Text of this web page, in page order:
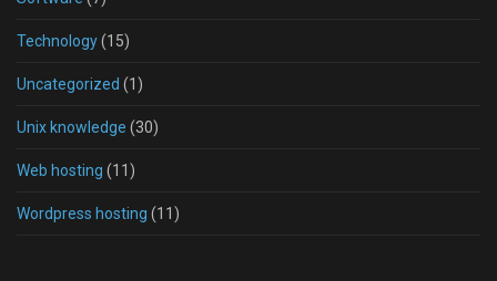
Technology(15)
Uncategorized (1)
Unix knowledge (30)
Web hosting (11)
Wordpress hosting (11)